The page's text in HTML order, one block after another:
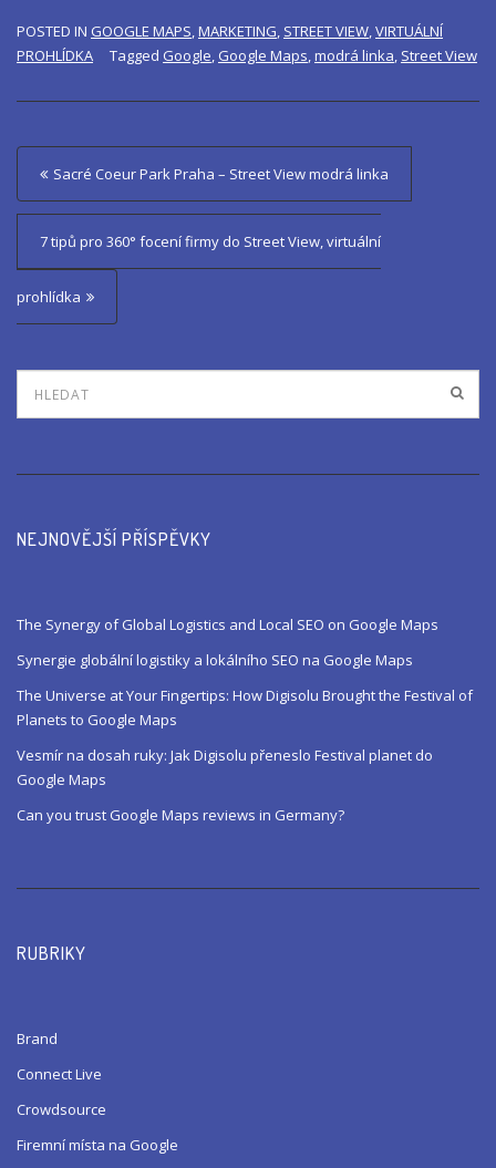
POSTED IN GOOGLE MAPS,MARKETING, STREET VIEW,VIRTUÁLNÍ
PROHLÍDKA
Tagged Google, Google Maps,modrá linka, Street View
P
o
t
n
v
i
t
n
Sacré Coeur Park Praha – Street View modrá linka
7 tipů pro 360° focení firmy do Street View, virtuální
prohlídka
NEJNOVĚJŠÍ PŘÍSPĚVKY
The Synergy of Global Logistics and Local SEO on Google Maps
Synergie globální logistiky a lokálního SEO na Google Maps
The Universe at Your Fingertips: How Digisolu Brought the Festival of
Planets to Google Maps
Vesmír na dosah ruky: Jak Digisolu přeneslo Festival planet do
Google Maps
Can you trust Google Maps reviews in Germany?
RUBRIKY
Brand
Connect Live
Crowdsource
Firemní místa na Google